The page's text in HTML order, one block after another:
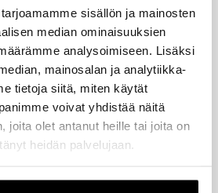
sisällön ja mainosten
median ominaisuuksien
analysoimiseen. Lisäksi
mainosalan ja analytiikka-
tietoja siitä, miten käytät
voivat yhdistää näitä
joita olet antanut heille tai joita on
heidän palvelujaan.